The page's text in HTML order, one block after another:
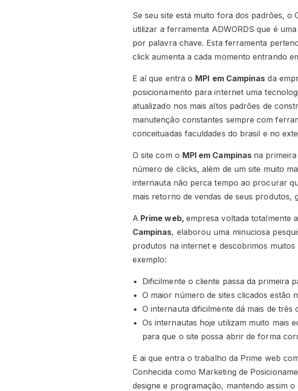
Se seu site está muito fora dos padrões, o
utilizar a ferramenta ADWORDS que é
por palavra chave. Esta ferramenta
click aumenta a cada momento entrando
E aí que entra o MPI em Campinas da
posicionamento para internet uma
atualizado nos mais altos padrões de
manutenção constantes sempre com
conceituadas faculdades do brasil e no
O site com o MPI em Campinas na
número de clicks, além de um site muito
internauta não perca tempo ao procurar
mais retorno de vendas de seus produtos,
A Prime web, empresa voltada totalmente
Campinas, elaborou uma minuciosa
produtos na internet e descobrimos
exemplo:
Dificilmente o cliente passa da primeira
O maior número de sites clicados estão
O internauta dificilmente dá mais de
Os internautas hoje utilizam muito mais
para que o site possa abrir de forma
E ai que entra o trabalho da Prime web
Conhecida como Marketing de
designe e programação, mantendo assim